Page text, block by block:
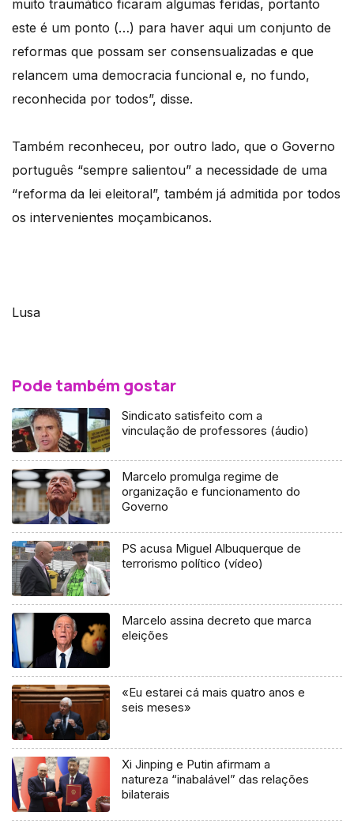
muito traumático ficaram algumas feridas, portanto
este é um ponto (…) para haver aqui um conjunto de
reformas que possam ser consensualizadas e que
relancem uma democracia funcional e, no fundo,
reconhecida por todos”, disse.
Também reconheceu, por outro lado, que o Governo
português “sempre salientou” a necessidade de uma
“reforma da lei eleitoral”, também já admitida por todos
os intervenientes moçambicanos.
Lusa
Pode também gostar
Sindicato satisfeito com a
vinculação de professores (áudio)
Marcelo promulga regime de
organização e funcionamento do
Governo
PS acusa Miguel Albuquerque de
terrorismo político (vídeo)
Marcelo assina decreto que marca
eleições
«Eu estarei cá mais quatro anos e
seis meses»
Xi Jinping e Putin afirmam a
natureza “inabalável” das relações
bilaterais